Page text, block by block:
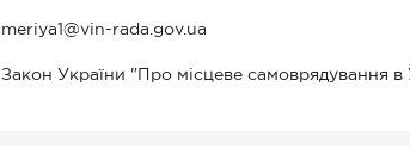
meriya1@vin-rada.gov.ua
Закон України "Про місцеве самоврядування в